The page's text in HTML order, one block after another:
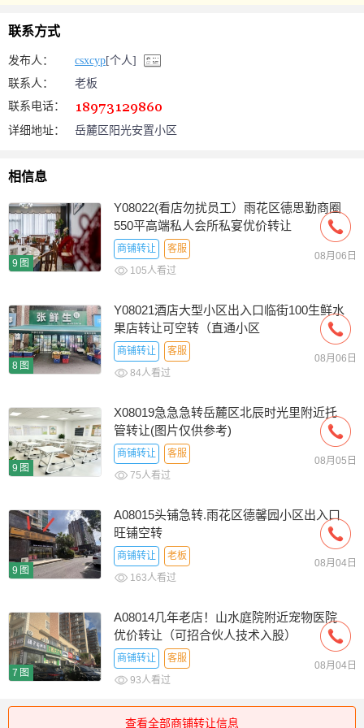
联系方式
发布人： csxcyp[个人]
联系人：
老板
联系电话：
详细地址：
岳麓区阳光安置小区
相信息
9图
Y08022(看店勿扰员工）雨花区德思勤商圈
550平高端私人会所私宴优价转让
商铺转让
客服
105人看过
08月06日
8图
Y08021酒店大型小区出入口临街100生鲜水
果店转让可空转（直通小区
商铺转让
客服
84人看过
08月06日
9图
X08019急急急转岳麓区北辰时光里附近托
管转让(图片仅供参考)
商铺转让
客服
75人看过
08月05日
9图
A08015头铺急转.雨花区德馨园小区出入口
旺铺空转
商铺转让
老板
163人看过
08月04日
7图
A08014几年老店！山水庭院附近宠物医院
优价转让（可招合伙人技术入股）
商铺转让
客服
93人看过
08月04日
查看全部商铺转让信息